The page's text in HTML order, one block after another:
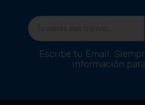
Escribe tu Email.
información